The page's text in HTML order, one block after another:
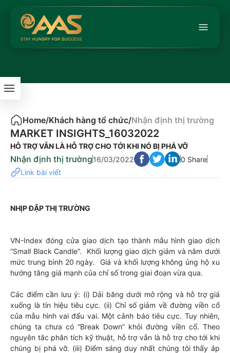
Home/Khách hàng tổ chức/Nhận định thị trường
MARKET INSIGHTS_16032022
HỖ TRỢ VẪN LÀ HỖ TRỢ CHO TỚI KHI NÓ BỊ PHÁ VỠ
Nhận định thị trường16/03/2022
0 Share
Link bài viết
NHỊP ĐẬP THỊ TRƯỜNG
VN-Index đóng cửa giao dịch tạo thành mẫu hình giao dịch
“Small Black Candle”. Khối lượng giao dịch giảm và nằm dưới
mức trung bình 20 ngày. Giá và khối lượng không ủng hộ xu
hướng tăng giá mạnh của chỉ số trong giai đoạn vừa qua.
Các điểm cần lưu ý: (i) Dải băng dưới mở rộng và hỗ trợ giá
xuống là tín hiệu tiêu cực. (ii) Chỉ số giảm về đường viền cổ
của mẫu hình vai đẩu vai. Một cảnh báo tiêu cực. Tuy nhiên,
chúng ta chưa có “Break Down” khỏi đường viền cổ. Theo
nguyên tắc phân tích kỹ thuật, hỗ trợ vẫn là hỗ trợ cho tới khi
chúng bị phá vỡ. (iii) Điểm sáng duy nhất chúng tôi thấy áp